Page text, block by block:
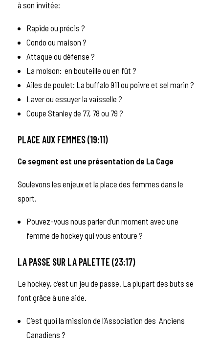
à son invitée:
Rapide ou précis ?
Condo ou maison ?
Attaque ou défense ?
La molson: en bouteille ou en fût ?
Ailes de poulet: La buffalo 911 ou poivre et sel marin ?
Laver ou essuyer la vaisselle ?
Coupe Stanley de 77, 78 ou 79 ?
PLACE AUX FEMMES (19:11)
Ce segment est une présentation de La Cage
Soulevons les enjeux et la place des femmes dans le
sport.
Pouvez-vous nous parler d’un moment avec une
femme de hockey qui vous entoure ?
LA PASSE SUR LA PALETTE (23:17)
Le hockey, c’est un jeu de passe. La plupart des buts se
font grâce à une aide.
C’est quoi la mission de l’Association des Anciens
Canadiens ?